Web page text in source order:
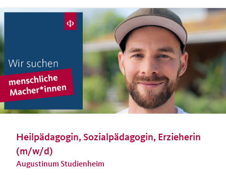
Heilpädagogin, Sozialpädagogin, Erzieherin
(m/w/d)
Augustinum Studienheim